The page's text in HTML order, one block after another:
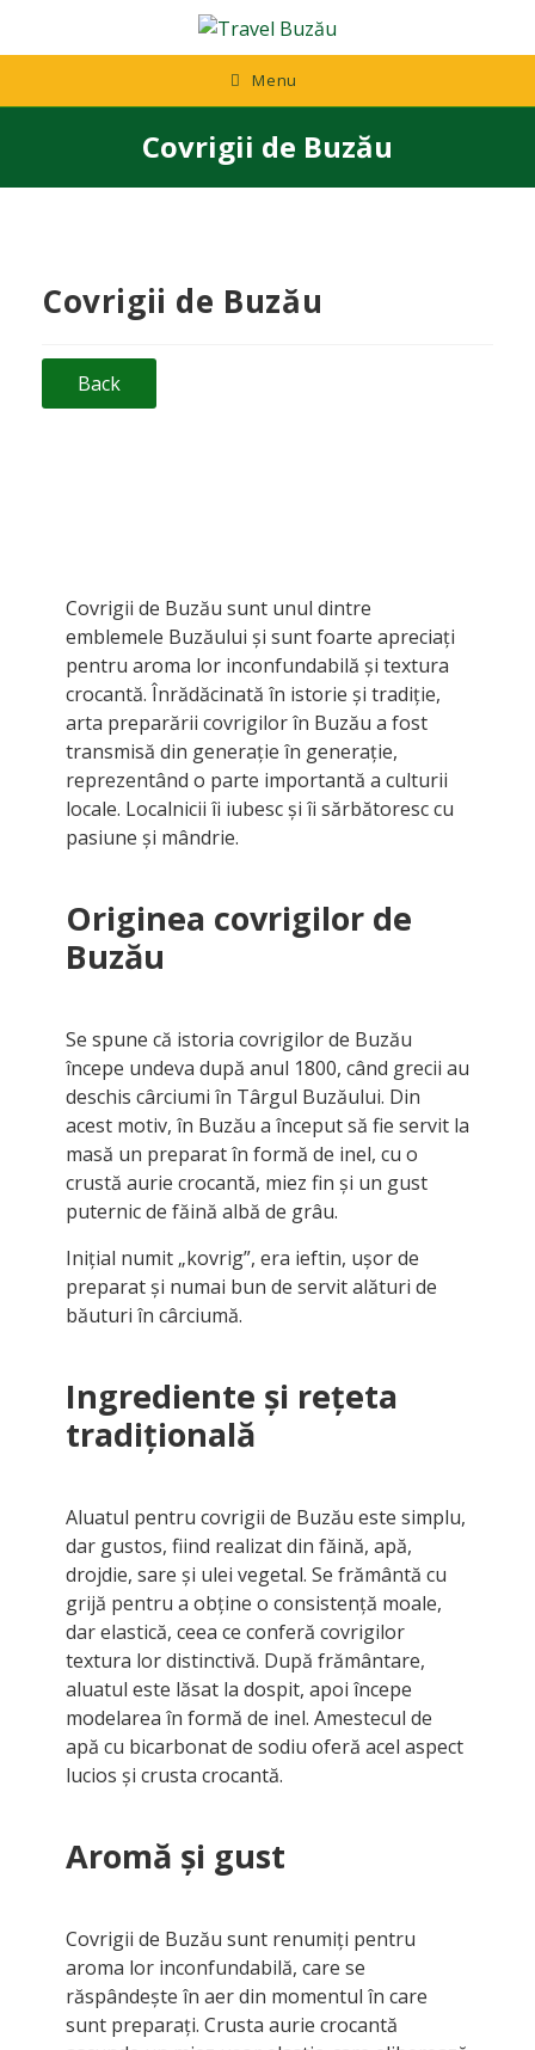
content
Menu
Covrigii de Buzău
Covrigii de Buzău
Back
Covrigii de Buzău sunt unul dintre
emblemele Buzăului și sunt foarte apreciați
pentru aroma lor inconfundabilă și textura
crocantă. Înrădăcinată în istorie și tradiție,
arta preparării covrigilor în Buzău a fost
transmisă din generație în generație,
reprezentând o parte importantă a culturii
locale. Localnicii îi iubesc și îi sărbătoresc cu
pasiune și mândrie.
Originea covrigilor de
Buzău
Se spune că istoria covrigilor de Buzău
începe undeva după anul 1800, când grecii au
deschis cârciumi în Târgul Buzăului. Din
acest motiv, în Buzău a început să fie servit la
masă un preparat în formă de inel, cu o
crustă aurie crocantă, miez fin și un gust
puternic de făină albă de grâu.
Inițial numit „kovrig”, era ieftin, ușor de
preparat și numai bun de servit alături de
băuturi în cârciumă.
Ingrediente și rețeta
tradițională
Aluatul pentru covrigii de Buzău este simplu,
dar gustos, fiind realizat din făină, apă,
drojdie, sare și ulei vegetal. Se frământă cu
grijă pentru a obține o consistență moale,
dar elastică, ceea ce conferă covrigilor
textura lor distinctivă. După frământare,
aluatul este lăsat la dospit, apoi începe
modelarea în formă de inel. Amestecul de
apă cu bicarbonat de sodiu oferă acel aspect
lucios și crusta crocantă.
Aromă și gust
Covrigii de Buzău sunt renumiți pentru
aroma lor inconfundabilă, care se
răspândește în aer din momentul în care
sunt preparați. Crusta aurie crocantă